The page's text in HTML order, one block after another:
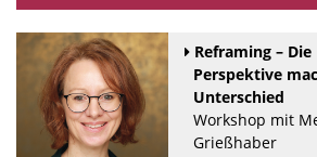
Reframing – Die
Perspektive
Unterschied
Workshop mit
Grießhaber